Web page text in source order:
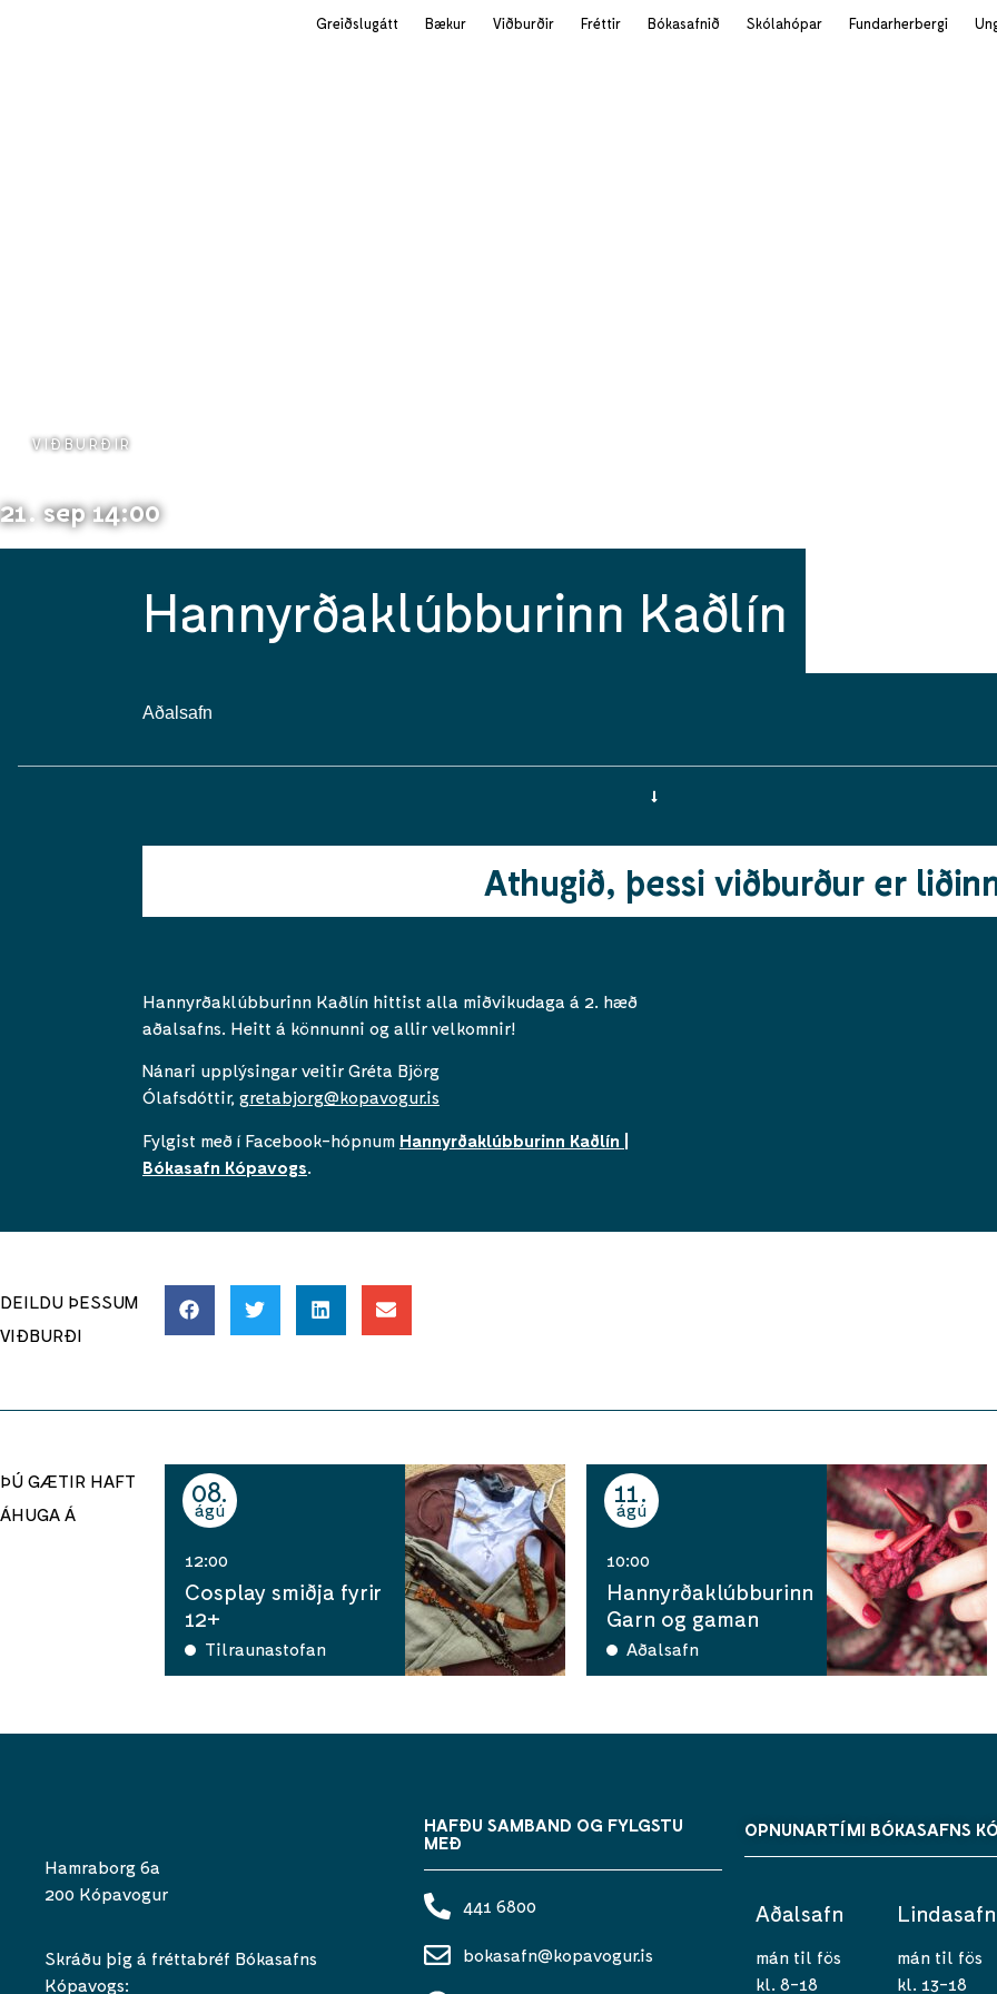
Greiðslugátt Bækur Viðburðir Fréttir Bókasafnið Skólahópar Fundarherbergi
VIÐBURÐIR
21. sep 14:00
Hannyrðaklúbburinn Kaðlín
Aðalsafn
Athugið, þessi viðburður er
Hannyrðaklúbburinn Kaðlín hittist alla miðvikudaga á 2. hæð
aðalsafns. Heitt á könnunni og allir velkomnir!
Nánari upplýsingar veitir Gréta Björg
Ólafsdóttir, gretabjorg@kopavogur.is
Fylgist með í Facebook-hópnum Hannyrðaklúbburinn Kaðlín |
Bókasafn Kópavogs
DEILDU ÞESSUM
VIÐBURÐI
ÞÚ GÆTIR HAFT
ÁHUGA Á
08
ágú
12:00
Cosplay smiðja fyrir
12+
Tilraunastofan
11
ágú
10:00
Hannyrðaklúbburinn
Garn og gaman
Aðalsafn
Hamraborg 6a
200 Kópavogur
Skráðu þig á fréttabréf Bókasafns
Kópavogs:
HAFÐU SAMBAND OG FYLGSTU
MEÐ
441 6800
bokasafn@kopavogur.is
OPNUNARTÍMI BÓKASAFNS
Aðalsafn
mán til fös
kl. 8-18
Lindasafn
mán til fös
kl. 13-18